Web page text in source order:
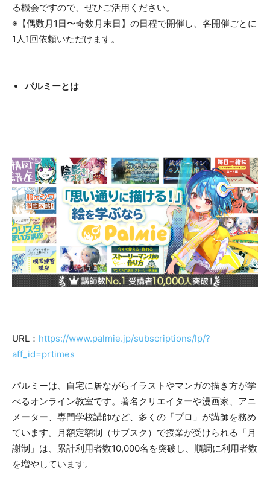
る機会ですので、ぜひご活用ください。
※【偶数月1日〜奇数月末日】の日程で開催し、各開催ごとに
1人1回依頼いただけます。
パルミーとは
URL： https://www.palmie.jp/subscriptions/lp/?
aff_id=prtimes
パルミーは、自宅に居ながらイラストやマンガの描き方が学
べるオンライン教室です。著名クリエイターや漫画家、アニ
メーター、専門学校講師など、多くの「プロ」が講師を務め
ています。月額定額制（サブスク）で授業が受けられる「月
謝制」は、累計利用者数10,000名を突破し、順調に利用者数
を増やしています。